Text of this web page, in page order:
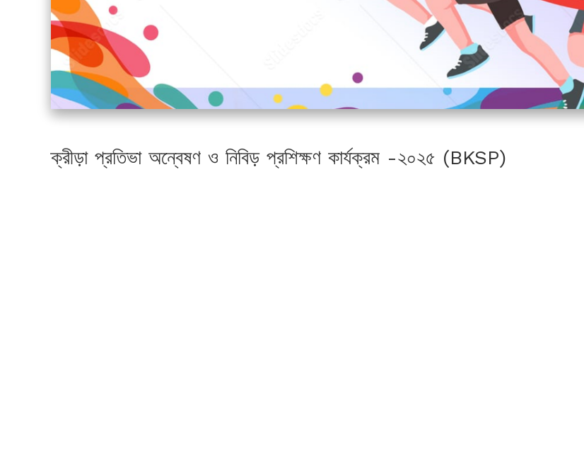
ক্রীড়া প্রতিভা অন্বেষণ ও নিবিড় প্রশিক্ষণ কার্যক্রম -২০২৫ (BKSP)